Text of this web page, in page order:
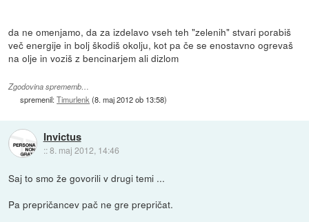
da ne omenjamo, da za izdelavo vseh teh "zelenih" stvari porabiš
več energije in bolj škodiš okolju, kot pa če se enostavno ogrevaš
na olje in voziš z bencinarjem ali dizlom
Zgodovina sprememb…
spremenil:Timurlenk (8. maj 2012 ob 13:58)
Invictus
::8. maj 2012, 14:46
Saj to smo že govorili v drugi temi ...
Pa prepričancev pač ne gre prepričat.